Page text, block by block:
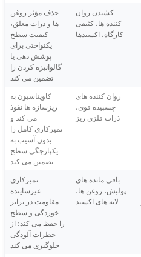
کشیدن روان
کننده ها، کثیفی
کارگاه، اکسیدها
حذف مؤثر روغن
ها و ذرات معلق،
کیفیت سطح
یکنواختی برای
پوشش دهی یا
گالوانیزه کردن را
تضمین می کند
روان کننده های
چسبیده قوی،
ذرات فلزی ریز
کاویتاسیون به
ریزسازه ها نفوذ
می کند و
تمیزکاری کامل را
بدون آسیب به
یکپارچگی سطح
تضمین می کند
باقی مانده های
پولیش، روغن ها،
لایه های اکسید
تمیزکاری
غیرساینده
مقاومت در برابر
خوردگی و سطح
را حفظ می کند؛ از
خطرات آلودگی
جلوگیری می کند